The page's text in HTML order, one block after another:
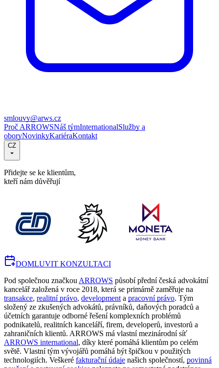
smlouvy@arws.cz
Proč ARROWSNáš týmInternationalSlužby a
oboryNovinkyKariéraKontakt
CZ
Přidejte se ke klientům,
kteří nám důvěřují
DOMLUVIT KONZULTACI
Pod společnou značkou ARROWS působí přední česká advokátní
kancelář založená v roce 2018, která se primárně zaměřuje na
transakce, realitní právo, development a pracovní právo. Tým
složený ze zkušených advokátů, právníků, daňových poradců a
účetních garantuje odborné řešení komplexních problémů
podnikatelů, realitních kanceláří, firem, developerů, investorů a
zahraničních klientů. ARROWS má vlastní mezinárodní síť
ARROWS international, díky které pomáhá klientům po celém
světě. Vlastní tým vývojářů pomáhá být špičkou v použitých
technologiích. Veškeré fakturační údaje našich společností, povinná